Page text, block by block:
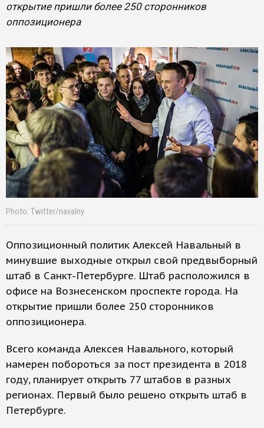
открытие пришли более 250 сторонников
оппозиционера
Photo: Twitter/navalny
Оппозиционный политик Алексей Навальный в
минувшие выходные открыл свой предвыборный
штаб в Санкт-Петербурге. Штаб расположился в
офисе на Вознесенском проспекте города. На
открытие пришли более 250 сторонников
оппозиционера.
Всего команда Алексея Навального, который
намерен побороться за пост президента в 2018
году, планирует открыть 77 штабов в разных
регионах. Первый было решено открыть штаб в
Петербурге.